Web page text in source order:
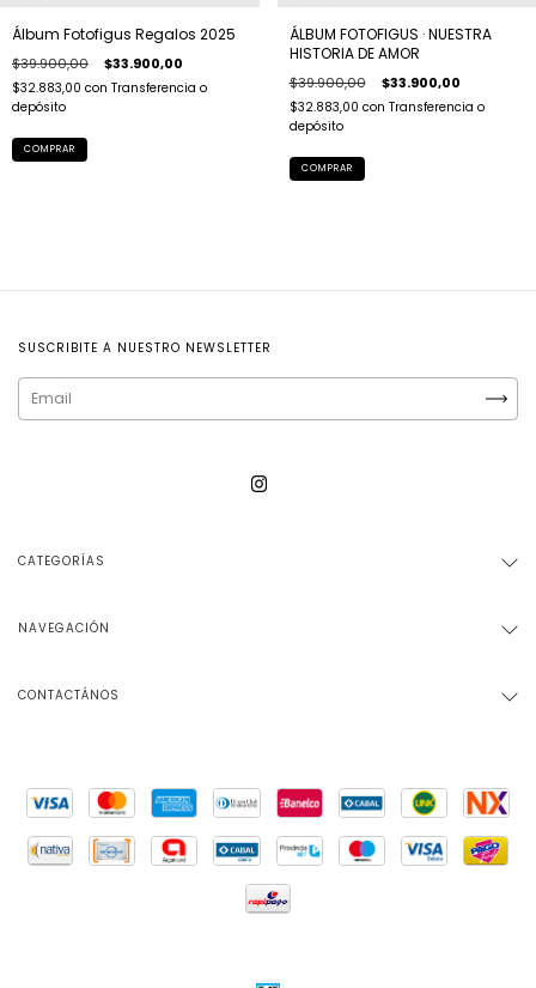
Álbum Fotofigus Regalos 2025
$39.900,00 $33.900,00
$32.883,00 con Transferencia o
depósito
ÁLBUM FOTOFIGUS · NUESTRA
HISTORIA DE AMOR
$39.900,00 $33.900,00
$32.883,00 con Transferencia o
depósito
SUSCRIBITE A NUESTRO NEWSLETTER
CATEGORÍAS
NAVEGACIÓN
CONTACTÁNOS